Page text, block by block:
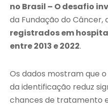
no Brasil – O desafio
da Fundação do Câncer,
registrados em
entre 2013 e 2022.
Os dados mostram que
da identificação reduz
chances de tratamento